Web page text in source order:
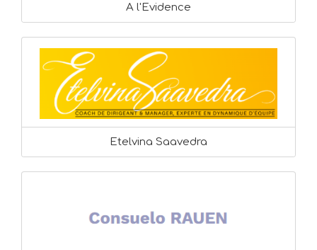
A l'Evidence
Etelvina Saavedra